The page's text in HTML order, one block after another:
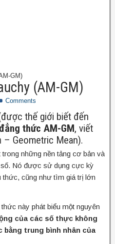
GM)
(AM-GM)
Comments
thế giới biết đến
thức AM-GM, viết
Geometric Mean).
những nền tảng cơ bản và
số. Nó được sử dụng cực kỳ
thức, cũng như tìm giá trị lớn
này phát biểu một nguyên
của các số thực không
bằng trung bình nhân của